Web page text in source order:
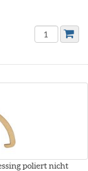
poliert nicht